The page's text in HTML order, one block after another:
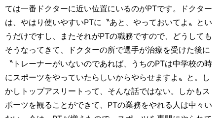
ては一番ドクターに近い位置にいるのがPTです。ドクター
は、やはり使いやすいPTに〝あと、やっておいてよ〟とい
うだけですし、またそれがPTの職務ですので、どうしても
そうなってきて、ドクターの所で選手が治療を受けた後に
〝トレーナーがいないのであれば、うちのPTは中学校の時
にスポーツをやっていたらしいからやらせますよ〟と。し
かしトップアスリートって、そんな話ではない。しかもス
ポーツを観ることができて、PTの業務をやれる人は中々い